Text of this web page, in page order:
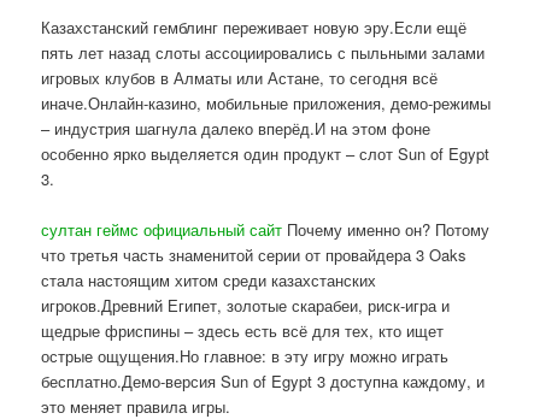
Казахстанский гемблинг переживает новую эру.Если ещё
пять лет назад слоты ассоциировались с пыльными залами
игровых клубов в Алматы или Астане, то сегодня всё
иначе.Онлайн-казино, мобильные приложения, демо-режимы
– индустрия шагнула далеко вперёд.И на этом фоне
особенно ярко выделяется один продукт – слот Sun of Egypt
3.
султан геймс официальный сайт Почему именно он? Потому
что третья часть знаменитой серии от провайдера 3 Oaks
стала настоящим хитом среди казахстанских
игроков.Древний Египет, золотые скарабеи, риск-игра и
щедрые фриспины – здесь есть всё для тех, кто ищет
острые ощущения.Но главное: в эту игру можно играть
бесплатно.Демо-версия Sun of Egypt 3 доступна каждому, и
это меняет правила игры.